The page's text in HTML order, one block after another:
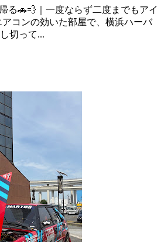
帰る🚗💨｜一度ならず二度までもアイ
コンの効いた部屋で、横浜ハーバ
切って...